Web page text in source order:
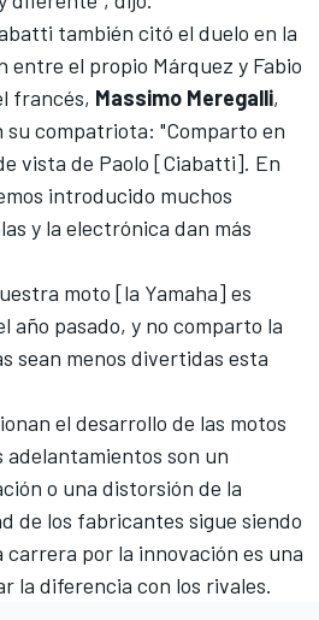
también citó el duelo en la
entre el propio Márquez y Fabio
francés, Massimo Meregalli,
su compatriota: "Comparto en
vista de Paolo [Ciabatti]. En
introducido muchos
y la electrónica dan más
moto [la Yamaha] es
año pasado, y no comparto la
sean menos divertidas esta
el desarrollo de las motos
adelantamientos son un
o una distorsión de la
de los fabricantes sigue siendo
por la innovación es una
la diferencia con los rivales.